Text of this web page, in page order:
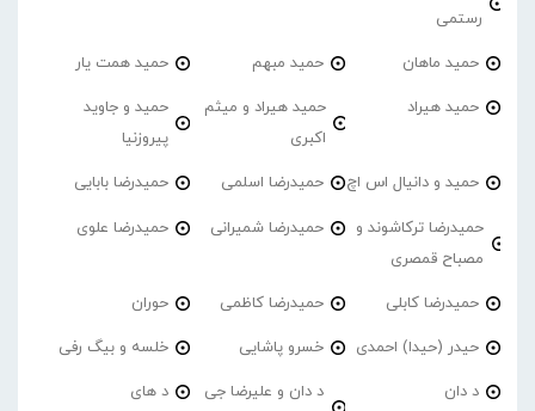
رستمی
حمید ماهان حمید مبهم حمید همت یار
حمید هیراد
حمید هیراد و میثم
اکبری
حمید و جاوید
پیروزنیا
حمید و دانیال اس اچ حمیدرضا اسلمی حمیدرضا بابایی
حمیدرضا ترکاشوند و
مصباح قمصری
حمیدرضا شمیرانی حمیدرضا علوی
حمیدرضا کابلی حمیدرضا کاظمی حوران
حیدر (حیدا) احمدی خسرو پاشایی خلسه و بیگ رفی
د دان
د دان و علیرضا جی
د های